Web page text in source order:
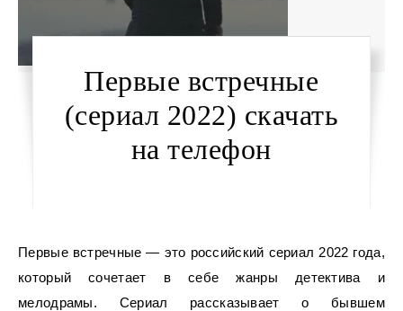
Первые встречные
(сериал 2022) скачать
на телефон
Первые встречные — это российский сериал 2022 года,
который сочетает в себе жанры детектива и
мелодрамы. Сериал рассказывает о бывшем